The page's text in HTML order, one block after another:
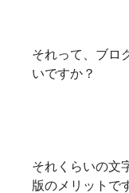
それって、ブロ
いですか？
それくらいの文
版のメリットで